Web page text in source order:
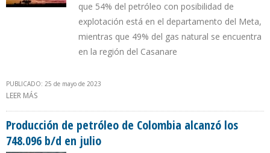
que 54% del petróleo con posibilidad de
explotación está en el departamento del Meta,
mientras que 49% del gas natural se encuentra
en la región del Casanare
PUBLICADO: 25 de mayo de 2023
LEER MÁS
Producción de petróleo de Colombia alcanzó los
748.096 b/d en julio